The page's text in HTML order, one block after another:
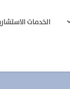
الخدمات